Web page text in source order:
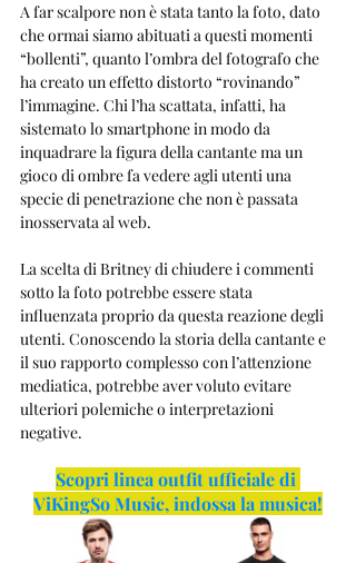
A far scalpore non è stata tanto la foto, dato
che ormai siamo abituati a questi momenti
“bollenti”, quanto l’ombra del fotografo che
ha creato un effetto distorto “rovinando”
l’immagine. Chi l’ha scattata, infatti, ha
sistemato lo smartphone in modo da
inquadrare la figura della cantante ma un
gioco di ombre fa vedere agli utenti una
specie di penetrazione che non è passata
inosservata al web.
La scelta di Britney di chiudere i commenti
sotto la foto potrebbe essere stata
influenzata proprio da questa reazione degli
utenti. Conoscendo la storia della cantante e
il suo rapporto complesso con l’attenzione
mediatica, potrebbe aver voluto evitare
ulteriori polemiche o interpretazioni
negative.
Scopri linea outfit ufficiale di
ViKingSo Music, indossa la musica!